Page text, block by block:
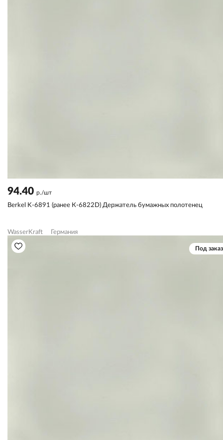
94.40 р./шт
Berkel K-6891 (ранее К-6822D) Держатель бумажных полотенец
WasserKraft Германия
Под заказ